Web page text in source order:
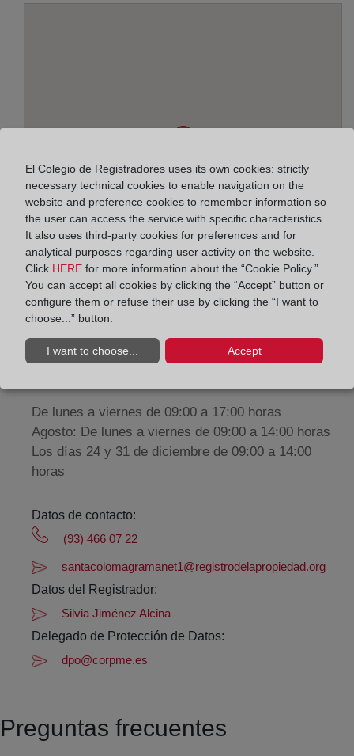
Address:
Paseo de Lorenzo Serra, 4 - 2º, 8921
De lunes a viernes de 09:00 a 17:00 horas
Agosto: De lunes a viernes de 09:00 a 14:00 horas
Los días 24 y 31 de diciembre de 09:00 a 14:00
horas
Datos de contacto:
(93) 466 07 22
santacolomagramanet1@registrodelapropiedad.org
Datos del Registrador:
Silvia Jiménez Alcina
Delegado de Protección de Datos:
dpo@corpme.es
Preguntas frecuentes
El Colegio de Registradores uses its own cookies: strictly
necessary technical cookies to enable navigation on the
website and preference cookies to remember information so
the user can access the service with specific characteristics.
It also uses third-party cookies for preferences and for
analytical purposes regarding user activity on the website.
Click HERE for more information about the “Cookie Policy.”
You can accept all cookies by clicking the “Accept” button or
configure them or refuse their use by clicking the “I want to
choose...” button.
I want to choose... Accept